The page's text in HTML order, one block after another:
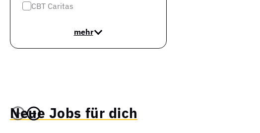
CBT Caritas
mehr
Neue Jobs für dich